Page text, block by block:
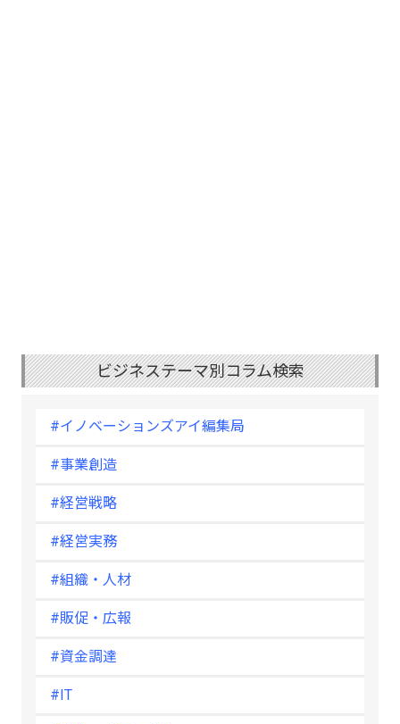
ビジネステーマ別コラム検索
#イノベーションズアイ編集局
#事業創造
#経営戦略
#経営実務
#組織・人材
#販促・広報
#資金調達
#IT